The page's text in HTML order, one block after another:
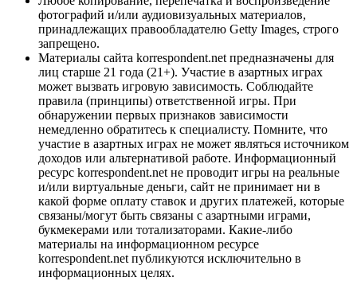
фотографий и/или аудиовизуальных материалов,
принадлежащих правообладателю Getty Images, строго
запрещено.
Материалы сайта korrespondent.net предназначены для
лиц старше 21 года (21+). Участие в азартных играх
может вызвать игровую зависимость. Соблюдайте
правила (принципы) ответственной игры. При
обнаружении первых признаков зависимости
немедленно обратитесь к специалисту. Помните, что
участие в азартных играх не может являться источником
доходов или альтернативой работе. Информационный
ресурс korrespondent.net не проводит игры на реальные
и/или виртуальные деньги, сайт не принимает ни в
какой форме оплату ставок и других платежей, которые
связаны/могут быть связаны с азартными играми,
букмекерами или тотализаторами. Какие-либо
материалы на информационном ресурсе
korrespondent.net публикуются исключительно в
информационных целях.